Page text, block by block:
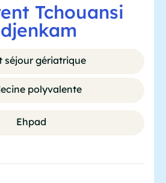
Tchouansi
séjour gériatrique
polyvalente
Ehpad